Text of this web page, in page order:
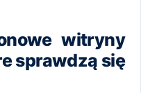
witryny
sprawdzą się